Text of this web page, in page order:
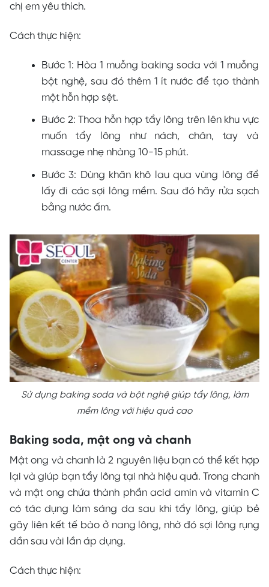
chị em yêu thích.
Cách thực hiện:
Bước 1: Hòa 1 muỗng baking soda với 1 muỗng
bột nghệ, sau đó thêm 1 ít nước để tạo thành
một hỗn hợp sệt.
Bước 2: Thoa hỗn hợp tẩy lông trên lên khu vực
muốn tẩy lông như nách, chân, tay và
massage nhẹ nhàng 10-15 phút.
Bước 3: Dùng khăn khô lau qua vùng lông để
lấy đi các sợi lông mềm. Sau đó hãy rửa sạch
bằng nước ấm.
Sử dụng baking soda và bột nghệ giúp tẩy lông, làm
mềm lông với hiệu quả cao
Baking soda, mật ong và chanh
Mật ong và chanh là 2 nguyên liệu bạn có thể kết hợp
lại và giúp bạn tẩy lông tại nhà hiệu quả. Trong chanh
và mật ong chứa thành phần acid amin và vitamin C
có tác dụng làm sáng da sau khi tẩy lông, giúp bẻ
gãy liên kết tế bào ở nang lông, nhờ đó sợi lông rụng
dần sau vài lần áp dụng.
Cách thực hiện: